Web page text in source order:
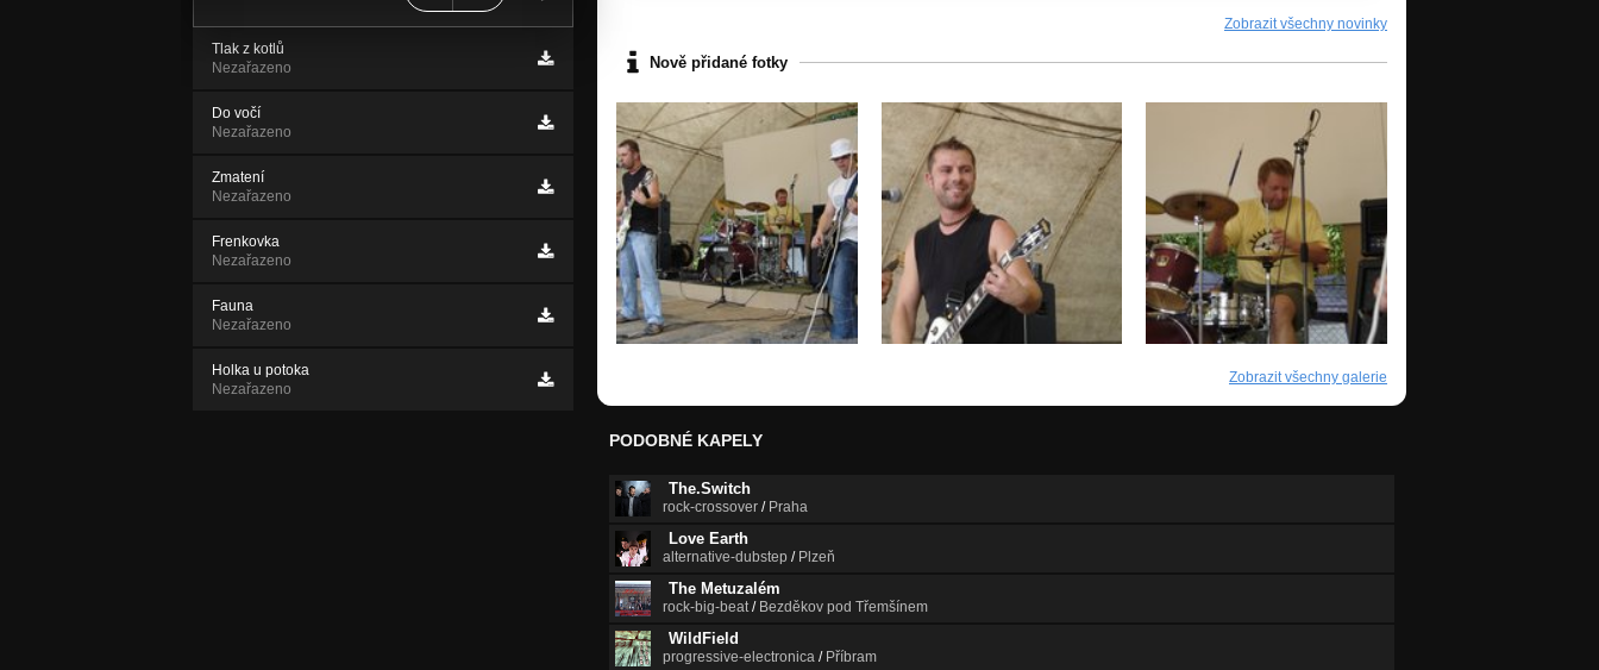
Tlak z kotlů
Nezařazeno
Do vočí
Nezařazeno
Zmatení
Nezařazeno
Frenkovka
Nezařazeno
Fauna
Nezařazeno
Holka u potoka
Nezařazeno
Zobrazit všechny novinky
Nově přidané fotky
Zobrazit všechny galerie
PODOBNÉ KAPELY
The.Switch
rock-crossover / Praha
Love Earth
alternative-dubstep / Plzeň
The Metuzalém
rock-big-beat/ Bezděkov pod Třemšínem
WildField
progressive-electronica / Příbram